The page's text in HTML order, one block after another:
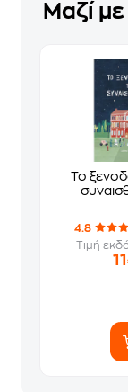
Μαζί
Το
4.8
Τιμή
11